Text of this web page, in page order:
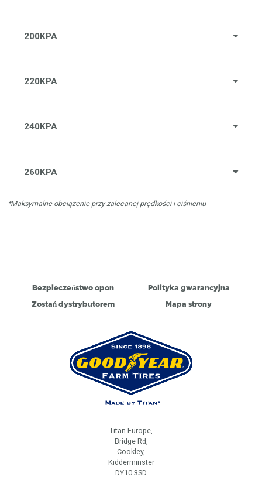
200KPA
220KPA
240KPA
260KPA
*Maksymalne obciążenie przy zalecanej prędkości i ciśnieniu
Bezpieczeństwo opon
Polityka gwarancyjna
Zostań dystrybutorem
Mapa strony
Titan Europe,
Bridge Rd,
Cookley,
Kidderminster
DY10 3SD